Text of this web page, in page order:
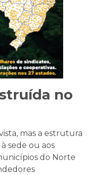
no
mas a estrutura
sede ou aos
do Norte